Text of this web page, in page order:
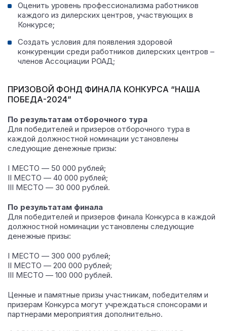
Оценить уровень профессионализма работников
каждого из дилерских центров, участвующих в
Конкурсе;
Создать условия для появления здоровой
конкуренции среди работников дилерских центров –
членов Ассоциации РОАД;
ПРИЗОВОЙ ФОНД ФИНАЛА КОНКУРСА “НАША
ПОБЕДА-2024”
По результатам отборочного тура
Для победителей и призеров отборочного тура в
каждой должностной номинации установлены
следующие денежные призы:
I МЕСТО — 50 000 рублей;
II МЕСТО — 40 000 рублей;
III МЕСТО — 30 000 рублей.
По результатам финала
Для победителей и призеров финала Конкурса в каждой
должностной номинации установлены следующие
денежные призы:
I МЕСТО — 300 000 рублей;
II МЕСТО — 200 000 рублей;
III МЕСТО — 100 000 рублей.
Ценные и памятные призы участникам, победителям и
призерам Конкурса могут учреждаться спонсорами и
партнерами мероприятия дополнительно.